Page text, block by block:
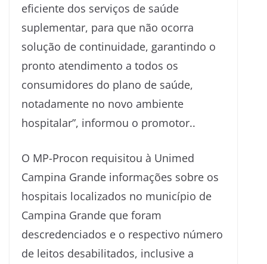
eficiente dos serviços de saúde
suplementar, para que não ocorra
solução de continuidade, garantindo o
pronto atendimento a todos os
consumidores do plano de saúde,
notadamente no novo ambiente
hospitalar”, informou o promotor..
O MP-Procon requisitou à Unimed
Campina Grande informações sobre os
hospitais localizados no município de
Campina Grande que foram
descredenciados e o respectivo número
de leitos desabilitados, inclusive a